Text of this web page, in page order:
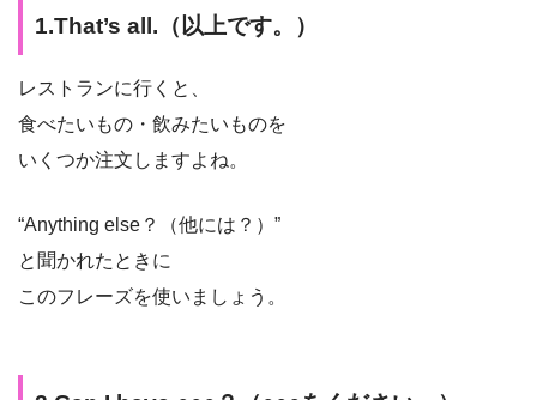
1.That’s all.（以上です。）
レストランに行くと、
食べたいもの・飲みたいものを
いくつか注文しますよね。
“Anything else？（他には？）”
と聞かれたときに
このフレーズを使いましょう。